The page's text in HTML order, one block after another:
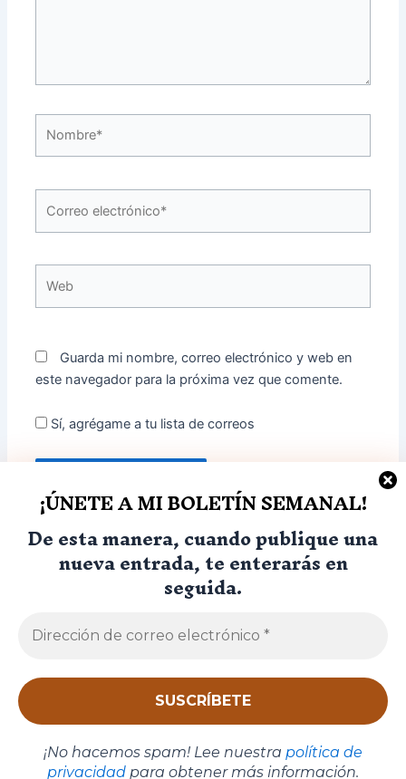
¡ÚNETE A MI BOLETÍN SEMANAL!
De esta manera, cuando publique una
nueva entrada, te enterarás en
seguida.
¡No hacemos spam! Lee nuestra política de
privacidad para obtener más información.
electrónico*
Guarda mi nombre, correo electrónico y web en
este navegador para la próxima vez que comente.
Sí, agrégame a tu lista de correos
Diseñado por AC Agency Política de Privacidad
I
asumiremos que estás de acuerdo con ello.